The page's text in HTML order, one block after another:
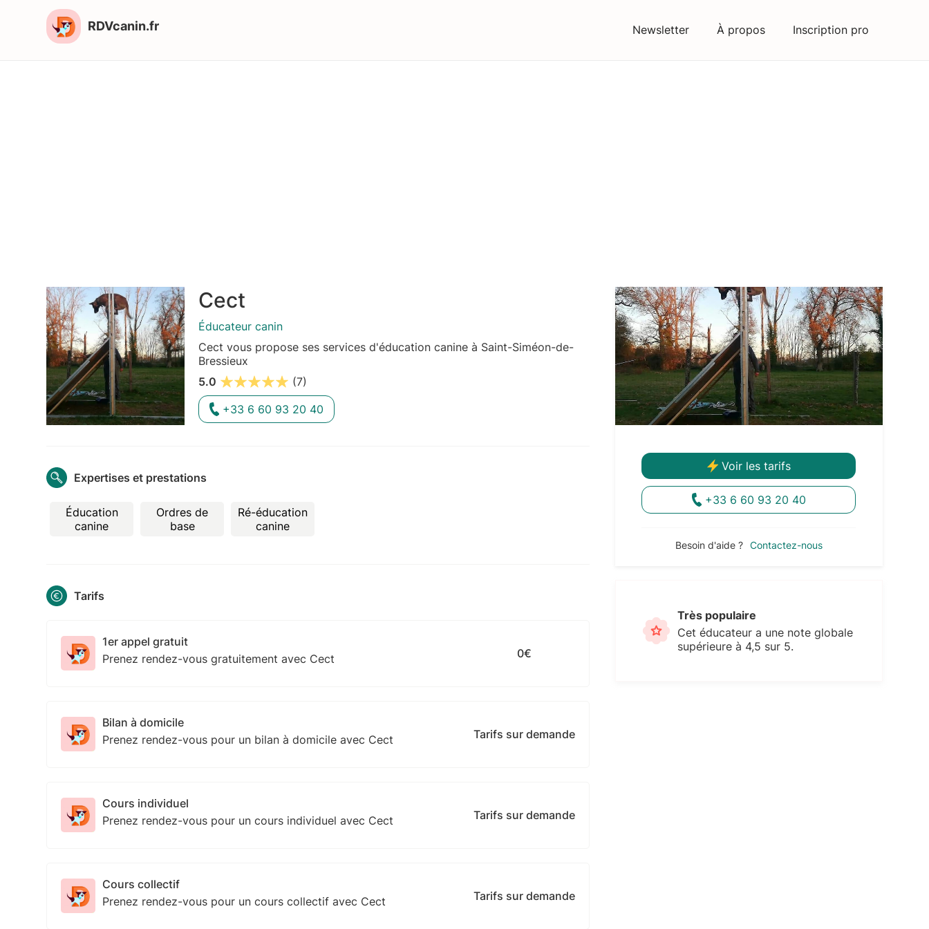
RDVcanin.fr Newsletter À propos Inscription pro
Cect
Éducateur canin
Cect vous propose ses services d'éducation canine à Saint-Siméon-de-
Bressieux
5.0
(7)
+33 6 60 93 20 40
Expertises et prestations
Éducation
canine
Ordres de
base
Ré-éducation
canine
Tarifs
1er appel gratuit
Prenez rendez-vous gratuitement avec Cect
0€
Bilan à domicile
Prenez rendez-vous pour un bilan à domicile avec Cect
Tarifs sur demande
Cours individuel
Prenez rendez-vous pour un cours individuel avec Cect
Tarifs sur demande
Cours collectif
Prenez rendez-vous pour un cours collectif avec Cect
Tarifs sur demande
Voir les tarifs
+33 6 60 93 20 40
Besoin d'aide ? Contactez-nous
Très populaire
Cet éducateur a une note globale
supérieure à 4,5 sur 5.